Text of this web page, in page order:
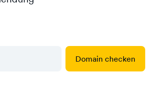
Domain checken